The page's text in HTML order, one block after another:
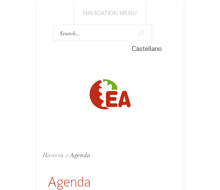
NAVIGATION MENU
Castellano
Hasiera » Agenda
Agenda